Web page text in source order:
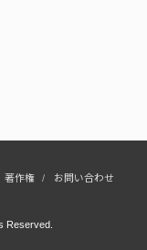
著作権 お問い合わせ
Reserved.